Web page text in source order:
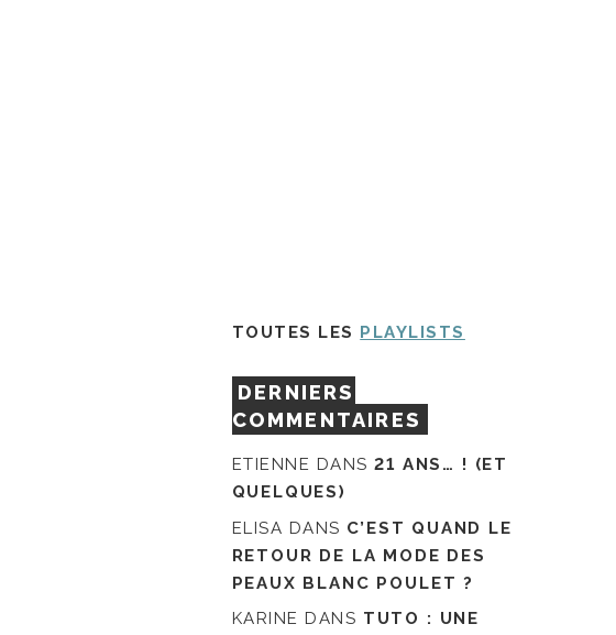
TOUTES LES PLAYLISTS
DERNIERS
COMMENTAIRES
ETIENNE DANS21 ANS… ! (ET
QUELQUES)
ELISA DANS C’EST QUAND LE
RETOUR DE LA MODE DES
PEAUX BLANC POULET ?
KARINE DANS TUTO : UNE